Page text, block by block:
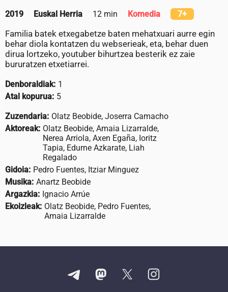
2019 Euskal Herria 12 min Komedia 7+
Familia batek etxegabetze baten mehatxuari aurre egin
behar diola kontatzen du webserieak, eta, behar duen
dirua lortzeko, youtuber bihurtzea besterik ez zaie
bururatzen etxetiarrei.
Denboraldiak: 1
Atal kopurua: 5
Zuzendaria: Olatz Beobide, Joserra Camacho
Aktoreak: Olatz Beobide, Amaia Lizarralde,
Nerea Arriola, Axen Egaña, Ioritz
Tapia, Edurne Azkarate, Liah
Regalado
Gidoia: Pedro Fuentes, Itziar Minguez
Musika: Anartz Beobide
Argazkia: Ignacio Arrúe
Ekoizleak: Olatz Beobide, Pedro Fuentes,
Amaia Lizarralde